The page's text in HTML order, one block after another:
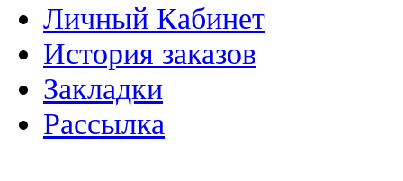
Личный Кабинет
История заказов
Закладки
Рассылка